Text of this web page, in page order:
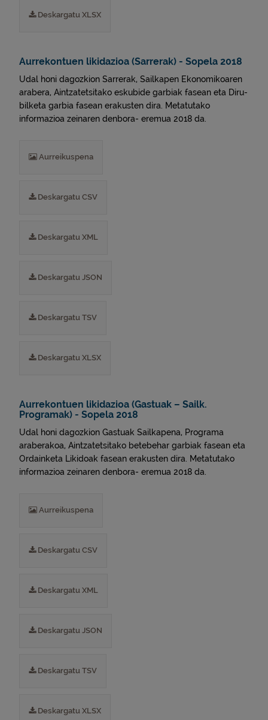
Deskargatu XLSX
Aurrekontuen likidazioa (Sarrerak) - Sopela 2018
Udal honi dagozkion Sarrerak, Sailkapen Ekonomikoaren
arabera, Aintzatetsitako eskubide garbiak fasean eta Diru-
bilketa garbia fasean erakusten dira. Metatutako
informazioa zeinaren denbora- eremua 2018 da.
Aurreikuspena
Deskargatu CSV
Deskargatu XML
Deskargatu JSON
Deskargatu TSV
Deskargatu XLSX
Aurrekontuen likidazioa (Gastuak – Sailk.
Programak) - Sopela 2018
Udal honi dagozkion Gastuak Sailkapena, Programa
araberakoa, Aintzatetsitako betebehar garbiak fasean eta
Ordainketa Likidoak fasean erakusten dira. Metatutako
informazioa zeinaren denbora- eremua 2018 da.
Aurreikuspena
Deskargatu CSV
Deskargatu XML
Deskargatu JSON
Deskargatu TSV
Deskargatu XLSX